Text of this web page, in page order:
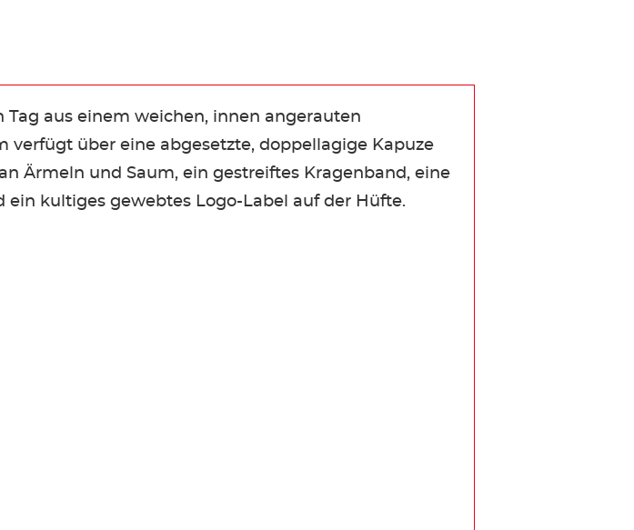
aus einem weichen, innen angerauten
verfügt über eine abgesetzte, doppellagige Kapuze
Ärmeln und Saum, ein gestreiftes Kragenband, eine
kultiges gewebtes Logo-Label auf der Hüfte.